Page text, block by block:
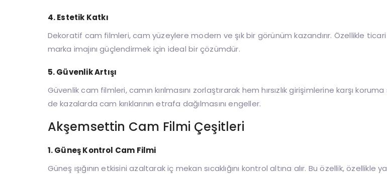
4.Estetik Katkı
Dekoratif cam filmleri, cam yüzeylere modern ve şık bir görünüm kazandırır. Özellikle
marka imajını güçlendirmek için ideal bir çözümdür.
5.Güvenlik Artışı
Güvenlik cam filmleri, camın kırılmasını zorlaştırarak hem hırsızlık girişimlerine karşı
de kazalarda cam kırıklarının etrafa dağılmasını engeller.
Akşemsettin Cam Filmi Çeşitleri
1. Güneş Kontrol Cam Filmi
Güneş ışığının etkisini azaltarak iç mekan sıcaklığını kontrol altına alır. Bu özellik, özellikle